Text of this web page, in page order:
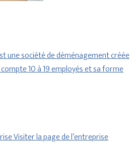
une société de déménagement créée
10 à 19 employés et sa forme
Visiter la page de l’entreprise